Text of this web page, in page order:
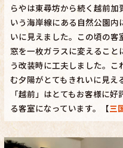
らやは東尋坊から続く越前
いう海岸線にある自然公園
いに見えました。この頃の
窓を一枚ガラスに変えること
う改装時に工夫しました。
む夕陽がとてもきれいに見
「越前」はとてもお客様に
る客室になっています。【三